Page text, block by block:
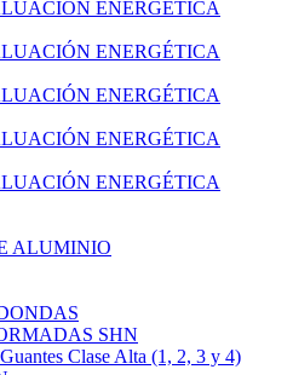
ENERGÉTICA
ENERGÉTICA
ENERGÉTICA
ENERGÉTICA
ENERGÉTICA
ALUMINIO
SHN
Clase Alta (1, 2, 3 y 4)